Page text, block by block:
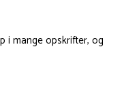
i mange opskrifter, og